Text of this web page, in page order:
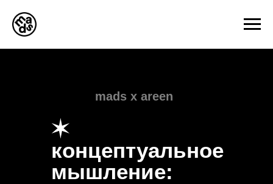
mads x areen
✶
концептуальное
мышление: